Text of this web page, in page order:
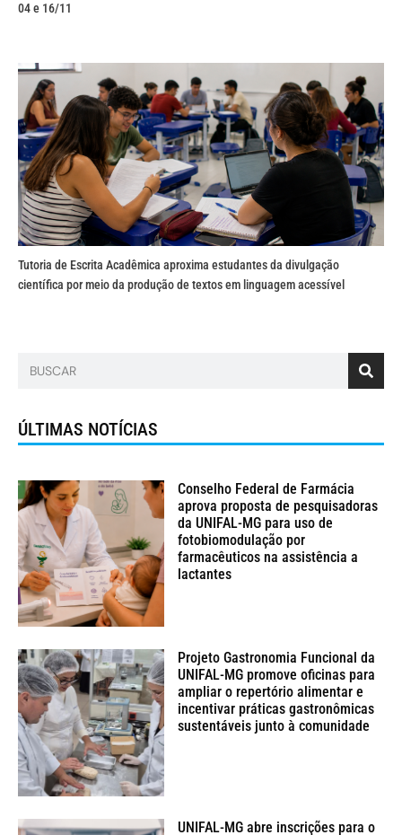
04 e 16/11
Tutoria de Escrita Acadêmica aproxima estudantes da divulgação
científica por meio da produção de textos em linguagem acessível
ÚLTIMAS NOTÍCIAS
Conselho Federal de Farmácia
aprova proposta de pesquisadoras
da UNIFAL-MG para uso de
fotobiomodulação por
farmacêuticos na assistência a
lactantes
Projeto Gastronomia Funcional da
UNIFAL-MG promove oficinas para
ampliar o repertório alimentar e
incentivar práticas gastronômicas
sustentáveis junto à comunidade
UNIFAL-MG abre inscrições para o